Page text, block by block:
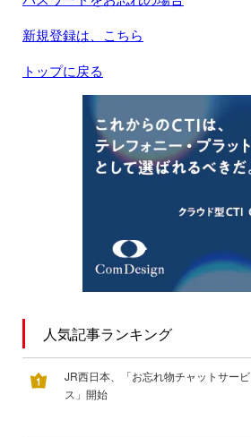
新規登録は、こちら
トップに戻る
人気記事ランキング
JR西日本、「お忘れ物チャットサービ
ス」開始